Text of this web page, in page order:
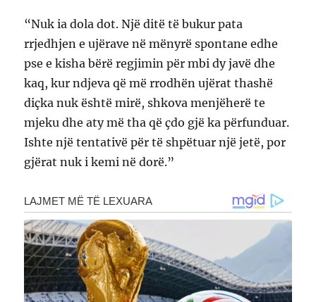
“Nuk ia dola dot. Një ditë të bukur pata
rrjedhjen e ujërave në mënyrë spontane edhe
pse e kisha bërë regjimin për mbi dy javë dhe
kaq, kur ndjeva që më rrodhën ujërat thashë
diçka nuk është mirë, shkova menjëherë te
mjeku dhe aty më tha që çdo gjë ka përfunduar.
Ishte një tentativë për të shpëtuar një jetë, por
gjërat nuk i kemi në dorë.”